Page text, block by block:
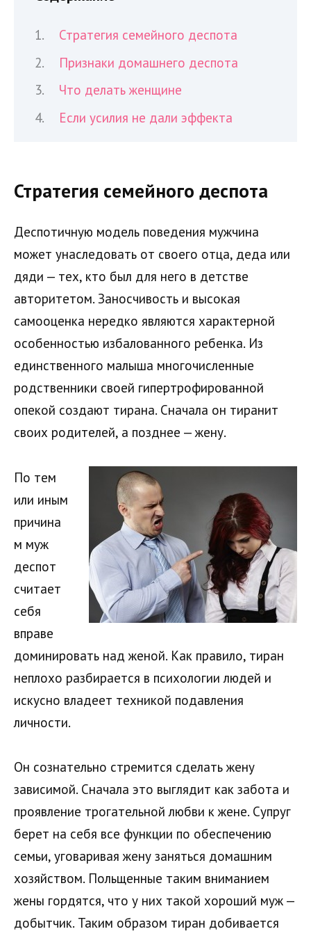
Стратегия семейного деспота
Признаки домашнего деспота
Что делать женщине
Если усилия не дали эффекта
Стратегия семейного деспота
Деспотичную модель поведения мужчина
может унаследовать от своего отца, деда или
дяди — тех, кто был для него в детстве
авторитетом. Заносчивость и высокая
самооценка нередко являются характерной
особенностью избалованного ребенка. Из
единственного малыша многочисленные
родственники своей гипертрофированной
опекой создают тирана. Сначала он тиранит
своих родителей, а позднее — жену.
По тем
или иным
причина
м муж
деспот
считает
себя
вправе
доминировать над женой. Как правило, тиран
неплохо разбирается в психологии людей и
искусно владеет техникой подавления
личности.
Он сознательно стремится сделать жену
зависимой. Сначала это выглядит как забота и
проявление трогательной любви к жене. Супруг
берет на себя все функции по обеспечению
семьи, уговаривая жену заняться домашним
хозяйством. Польщенные таким вниманием
жены гордятся, что у них такой хороший муж —
добытчик. Таким образом тиран добивается